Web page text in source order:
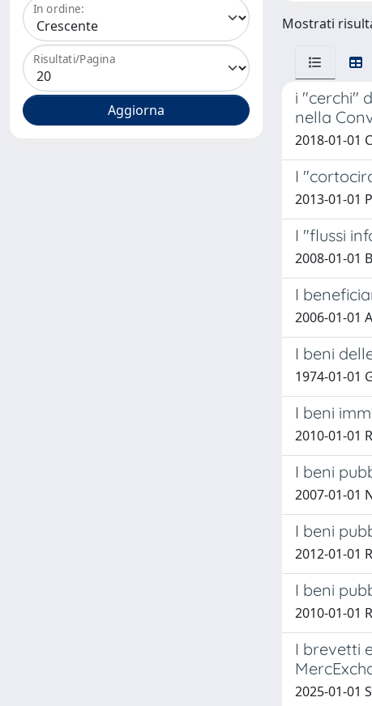
In ordine:
Risultati/Pagina
Mostrati
i "cerchi"
nella
2018-01-01
I
2013-01-01
I "flussi
2008-01-01
I
2006-01-01
I beni
1974-01-01
I beni
2010-01-01
I beni
2007-01-01
I beni
2012-01-01
I beni
2010-01-01
I brevetti
2025-01-01